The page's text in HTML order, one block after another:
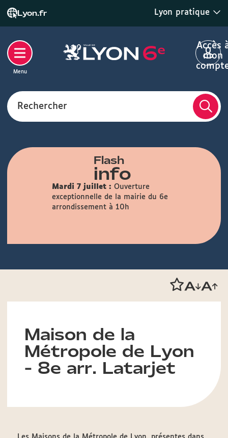
Lyon.fr Lyon pratique
Rechercher
Accès
mon
Menu
Flash
info
Mardi 7 juillet : Ouverture
exceptionnelle de la mairie du 6e
arrondissement à 10h
Maison de la
Métropole de Lyon
- 8e arr. Latarjet